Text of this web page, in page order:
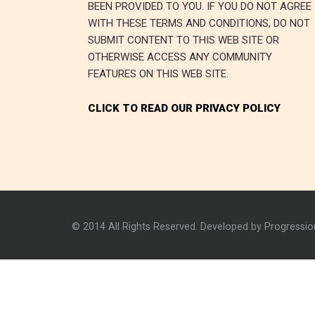
BEEN PROVIDED TO YOU. IF YOU DO NOT AGREE
WITH THESE TERMS AND CONDITIONS, DO NOT
SUBMIT CONTENT TO THIS WEB SITE OR
OTHERWISE ACCESS ANY COMMUNITY
FEATURES ON THIS WEB SITE.
CLICK TO READ OUR PRIVACY POLICY
© 2014 All Rights Reserved. Developed by